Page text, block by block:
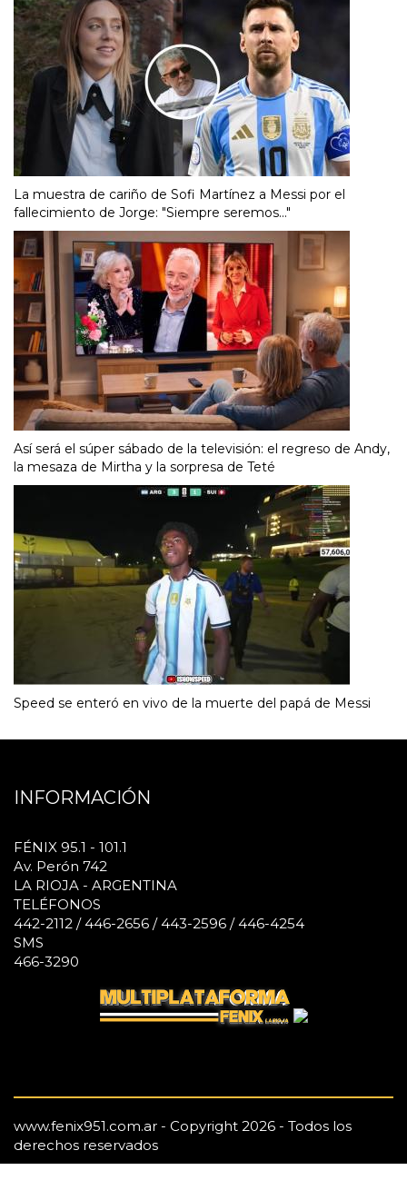
La muestra de cariño de Sofi Martínez a Messi por el
fallecimiento de Jorge: "Siempre seremos..."
Así será el súper sábado de la televisión: el regreso de Andy,
la mesaza de Mirtha y la sorpresa de Teté
Speed se enteró en vivo de la muerte del papá de Messi
INFORMACIÓN
FÉNIX 95.1 - 101.1
Av. Perón 742
LA RIOJA - ARGENTINA
TELÉFONOS
442-2112 / 446-2656 / 443-2596 / 446-4254
SMS
466-3290
www.fenix951.com.ar - Copyright 2026 - Todos los
derechos reservados